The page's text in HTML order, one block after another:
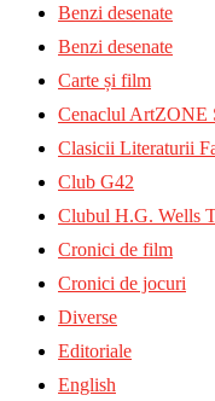
Benzi desenate
Benzi desenate
Carte și film
Cenaclul ArtZONE
Clasicii Literaturii
Club G42
Clubul H.G. Wells
Cronici de film
Cronici de jocuri
Diverse
Editoriale
English